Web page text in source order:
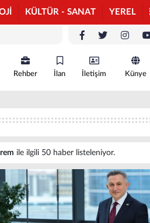
KÜLTÜR - SANAT YEREL
Rehber İlan İletişim Künye
ile ilgili 50 haber listeleniyor.